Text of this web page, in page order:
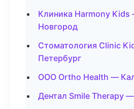
Клиника Harmony
Новгород
Стоматология Clinic
Петербург
ООО Ortho Health —
Дентал Smile Therapy